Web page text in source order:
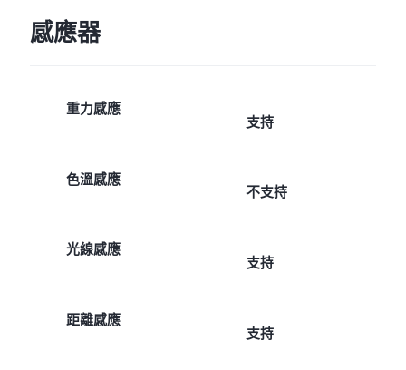
感應器
重力感應
支持
色溫感應
不支持
光線感應
支持
距離感應
支持